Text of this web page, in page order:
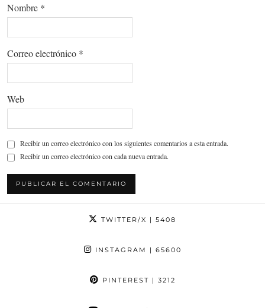
Nombre *
Correo electrónico *
Web
Recibir un correo electrónico con los siguientes comentarios a esta entrada.
Recibir un correo electrónico con cada nueva entrada.
TWITTER/X | 5408
INSTAGRAM | 65600
PINTEREST | 3212